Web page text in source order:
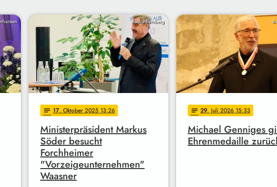
Radio Bamberg
notes 17. Oktober 2025 13:26
Ministerpräsident Markus
Söder besucht
Forchheimer
"Vorzeigeunternehmen"
Waasner
notes 29. Juli 2026 15:33
Michael Genniges
Ehrenmedaille